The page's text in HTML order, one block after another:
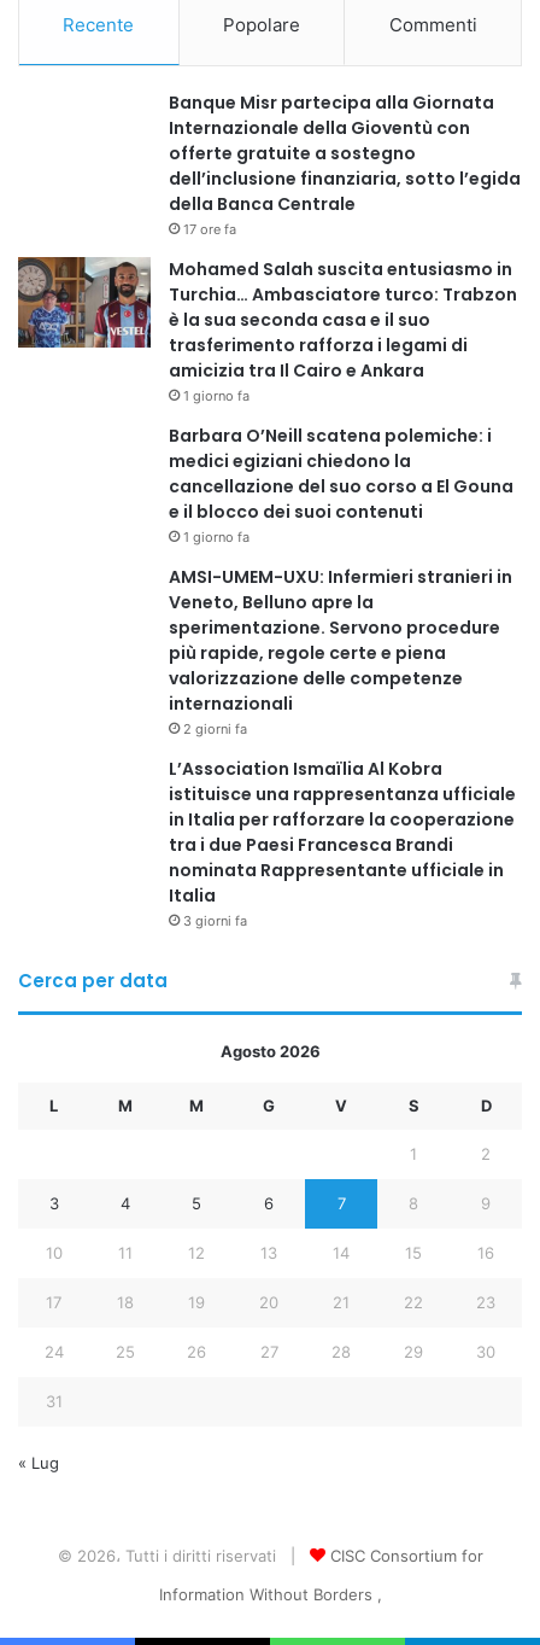
Recente Popolare Commenti
Banque Misr partecipa alla Giornata
Internazionale della Gioventù con
offerte gratuite a sostegno
dell’inclusione finanziaria, sotto l’egida
della Banca Centrale
17 ore fa
Mohamed Salah suscita entusiasmo in
Turchia… Ambasciatore turco: Trabzon
è la sua seconda casa e il suo
trasferimento rafforza i legami di
amicizia tra Il Cairo e Ankara
1 giorno fa
Barbara O’Neill scatena polemiche: i
medici egiziani chiedono la
cancellazione del suo corso a El Gouna
e il blocco dei suoi contenuti
1 giorno fa
AMSI-UMEM-UXU: Infermieri stranieri in
Veneto, Belluno apre la
sperimentazione. Servono procedure
più rapide, regole certe e piena
valorizzazione delle competenze
internazionali
2 giorni fa
L’Association Ismaïlia Al Kobra
istituisce una rappresentanza ufficiale
in Italia per rafforzare la cooperazione
tra i due Paesi Francesca Brandi
nominata Rappresentante ufficiale in
Italia
3 giorni fa
Cerca per data
Agosto 2026
L M M G V S D
1 2
3 4 5 6 7 8 9
10 11 12 13 14 15 16
17 18 19 20 21 22 23
24 25 26 27 28 29 30
31
« Lug
© 2026، Tutti i diritti riservati |
CISC Consortium for
Information Without Borders ,